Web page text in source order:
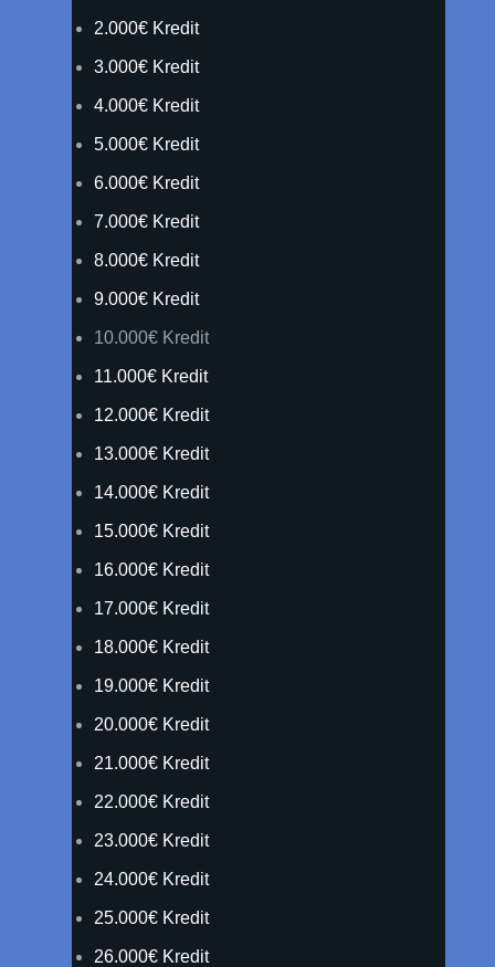
2.000€ Kredit
3.000€ Kredit
4.000€ Kredit
5.000€ Kredit
6.000€ Kredit
7.000€ Kredit
8.000€ Kredit
9.000€ Kredit
10.000€ Kredit
11.000€ Kredit
12.000€ Kredit
13.000€ Kredit
14.000€ Kredit
15.000€ Kredit
16.000€ Kredit
17.000€ Kredit
18.000€ Kredit
19.000€ Kredit
20.000€ Kredit
21.000€ Kredit
22.000€ Kredit
23.000€ Kredit
24.000€ Kredit
25.000€ Kredit
26.000€ Kredit